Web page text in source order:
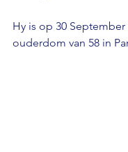
Hy is op 30
ouderdom van 58 in